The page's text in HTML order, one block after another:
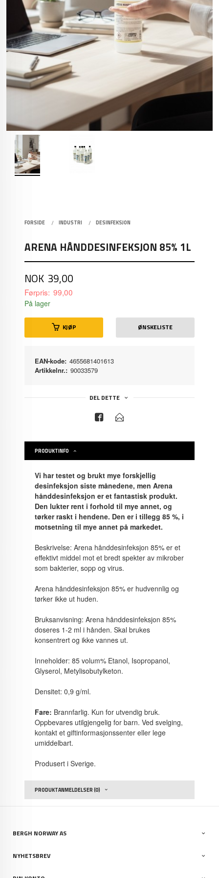
FORSIDE INDUSTRI DESINFEKSJON
ARENA HÅNDDESINFEKSJON 85% 1L
Tilbud
NOK 39,00
Førpris: 99,00
Rabatt
På lager
KJØP ØNSKELISTE
EAN-kode: 4655681401613
Artikkelnr.: 90033579
DEL DETTE
PRODUKTINFO
Vi har testet og brukt mye forskjellig
desinfeksjon siste månedene, men Arena
hånddesinfeksjon er et fantastisk produkt.
Den lukter rent i forhold til mye annet, og
tørker raskt i hendene. Den er i tillegg 85 %, i
motsetning til mye annet på markedet.
Beskrivelse: Arena hånddesinfeksjon 85% er et
effektivt middel mot et bredt spekter av mikrober
som bakterier, sopp og virus.
Arena hånddesinfeksjon 85% er hudvennlig og
tørker ikke ut huden.
Bruksanvisning: Arena hånddesinfeksjon 85%
doseres 1-2 ml i hånden. Skal brukes
konsentrert og ikke vannes ut.
Inneholder: 85 volum% Etanol, Isopropanol,
Glyserol, Metylisobutylketon.
Densitet: 0,9 g/ml.
Fare: Brannfarlig. Kun for utvendig bruk.
Oppbevares utilgjengelig for barn. Ved svelging,
kontakt et giftinformasjonssenter eller lege
umiddelbart.
Produsert i Sverige.
PRODUKTANMELDELSER (0)
BERGH NORWAY AS
NYHETSBREV